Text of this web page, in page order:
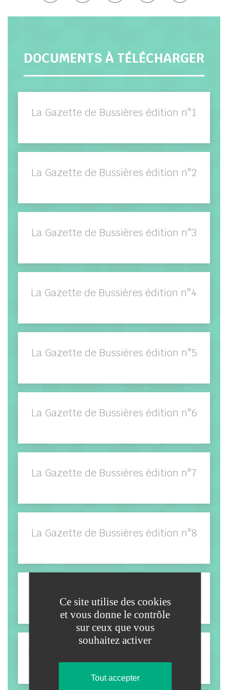
DOCUMENTS À TÉLÉCHARGER
La Gazette de Bussières édition n°1
La Gazette de Bussières édition n°2
La Gazette de Bussières édition n°3
La Gazette de Bussières édition n°4
La Gazette de Bussières édition n°5
La Gazette de Bussières édition n°6
La Gazette de Bussières édition n°7
La Gazette de Bussières édition n°8
Ce site utilise des cookies
et vous donne le contrôle
sur ceux que vous
souhaitez activer
Tout accepter